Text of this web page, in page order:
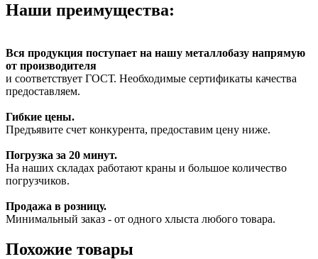
Наши преимущества:
Вся продукция поступает на нашу металлобазу напрямую
от производителя
и соответствует ГОСТ. Необходимые сертификаты качества
предоставляем.
Гибкие цены.
Предъявите счет конкурента, предоставим цену ниже.
Погрузка за 20 минут.
На наших складах работают краны и большое количество
погрузчиков.
Продажа в розницу.
Минимальный заказ - от одного хлыста любого товара.
Похожие товары